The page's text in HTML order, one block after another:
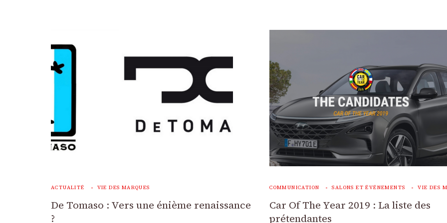
ACTUALITÉ VIE DES MARQUES
De Tomaso : Vers une énième renaissance
?
COMMUNICATION SALONS ET ÉVÉNEMENTS VIE DES
Car Of The Year 2019 : La liste des
prétendantes